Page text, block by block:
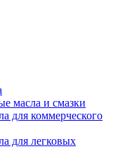
масла и смазки
для коммерческого
для легковых